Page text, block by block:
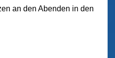
an den Abenden in den